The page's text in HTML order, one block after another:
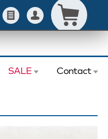
SALE Contact